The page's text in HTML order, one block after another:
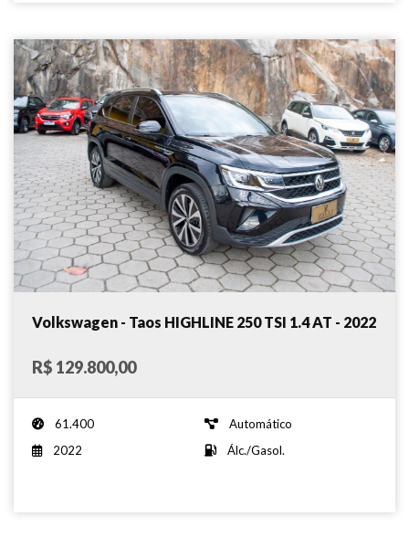
Volkswagen - Taos HIGHLINE 250 TSI 1.4 AT - 2022
R$ 129.800,00
61.400
Automático
2022
Álc./Gasol.